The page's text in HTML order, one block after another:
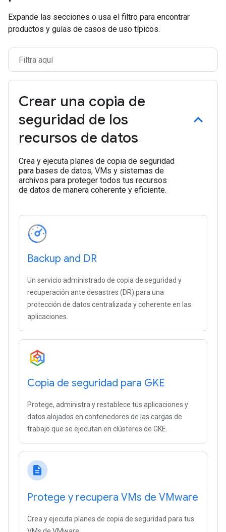
Expande las secciones o usa el filtro para encontrar
productos y guías de casos de uso típicos.
Crear una copia de
seguridad de los
recursos de datos
Crea y ejecuta planes de copia de seguridad
para bases de datos, VMs y sistemas de
archivos para proteger todos tus recursos
de datos de manera coherente y eficiente.
Backup and DR
Un servicio administrado de copia de seguridad y
recuperación ante desastres (DR) para una
protección de datos centralizada y coherente en las
aplicaciones.
Copia de seguridad para GKE
Protege, administra y restablece tus aplicaciones y
datos alojados en contenedores de las cargas de
trabajo que se ejecutan en clústeres de GKE.
description
Protege y recupera VMs de VMware
Crea y ejecuta planes de copia de seguridad para tus